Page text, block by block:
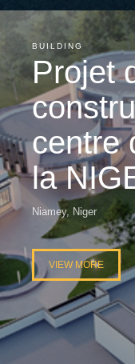
BUILDING
Projet
centre
la
Niamey, Niger
VIEW MORE